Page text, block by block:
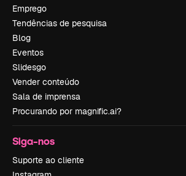
Emprego
Tendências de pesquisa
Blog
Eventos
Slidesgo
Vender conteúdo
Sala de imprensa
Procurando por magnific.ai?
Siga-nos
Suporte ao cliente